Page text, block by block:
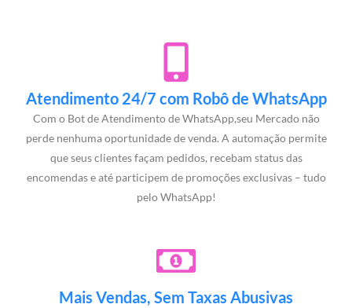
Atendimento 24/7 com Robô de WhatsApp
Com o Bot de Atendimento de WhatsApp,seu Mercado não
perde nenhuma oportunidade de venda. A automação permite
que seus clientes façam pedidos, recebam status das
encomendas e até participem de promoções exclusivas – tudo
pelo WhatsApp!
Mais Vendas, Sem Taxas Abusivas